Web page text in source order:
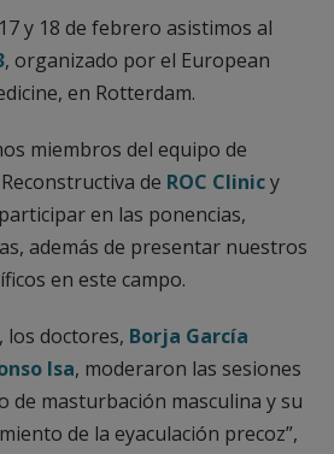
y 18 de febrero asistimos al
, organizado por el European
en Rotterdam.
miembros del equipo de
de ROC Clinicy
en las ponencias,
además de presentar nuestros
en este campo.
los doctores, Borja García
Isa, moderaron las sesiones
de masturbación masculina y su
de la eyaculación precoz”,